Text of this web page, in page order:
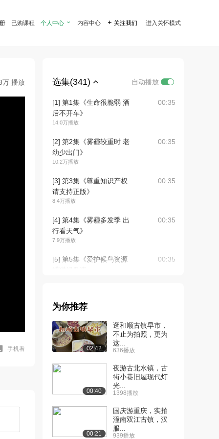
已购课程 个人中心  内容中心  关注我们 进入关怀模式
万 播放
手机看
选集(341) 自动播放
[1] 第1集《生命很脆弱 酒
后不开车》
14.0万播放
00:35
[2] 第2集《雾霾较重时 老
幼少出门》
10.2万播放
00:35
[3] 第3集《尊重知识产权
请支持正版》
8.4万播放
00:35
[4] 第4集《雾霾多发季 出
行看天气》
7.9万播放
00:35
[5] 第5集《爱护候鸟资源
00:35
不带烟花爆竹...
[7] 第7集《尊重知识产
权，大家远离盗版...
00:35
[8] 第8集《尊重知识产权
请勿经营盗版...
00:35
[9] 第9集《雾霾不用怕，
6.8万播放
00:35
为你推荐
02:42
逛和顺古镇早市，
不止为拍照，更为
这...
636播放
00:40
夜游古北水镇，古
街小巷旧屋现代灯
光...
1398播放
00:21
国庆游重庆，实拍
潼南双江古镇，汉
服...
939播放